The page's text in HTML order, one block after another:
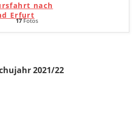
nach
Erfurt
17Fotos
2021/22